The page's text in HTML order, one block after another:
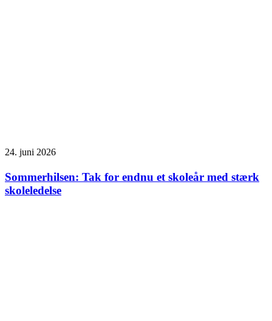
24. juni 2026
Sommerhilsen: Tak for endnu et skoleår med stærk
skoleledelse